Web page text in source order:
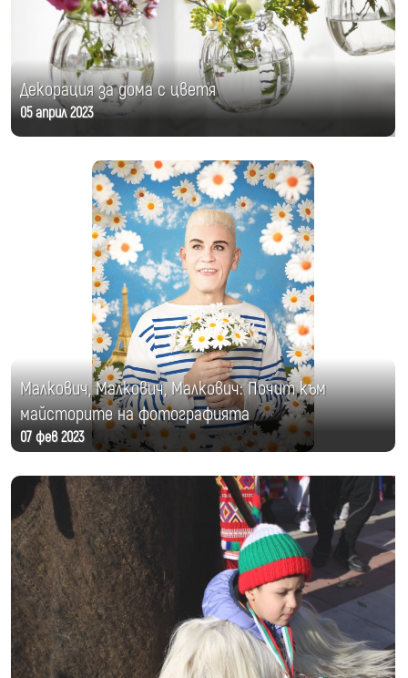
Декорация за дома с цветя
05 април 2023
Малкович, Малкович, Малкович: Почит към
майсторите на фотографията
07 фев 2023